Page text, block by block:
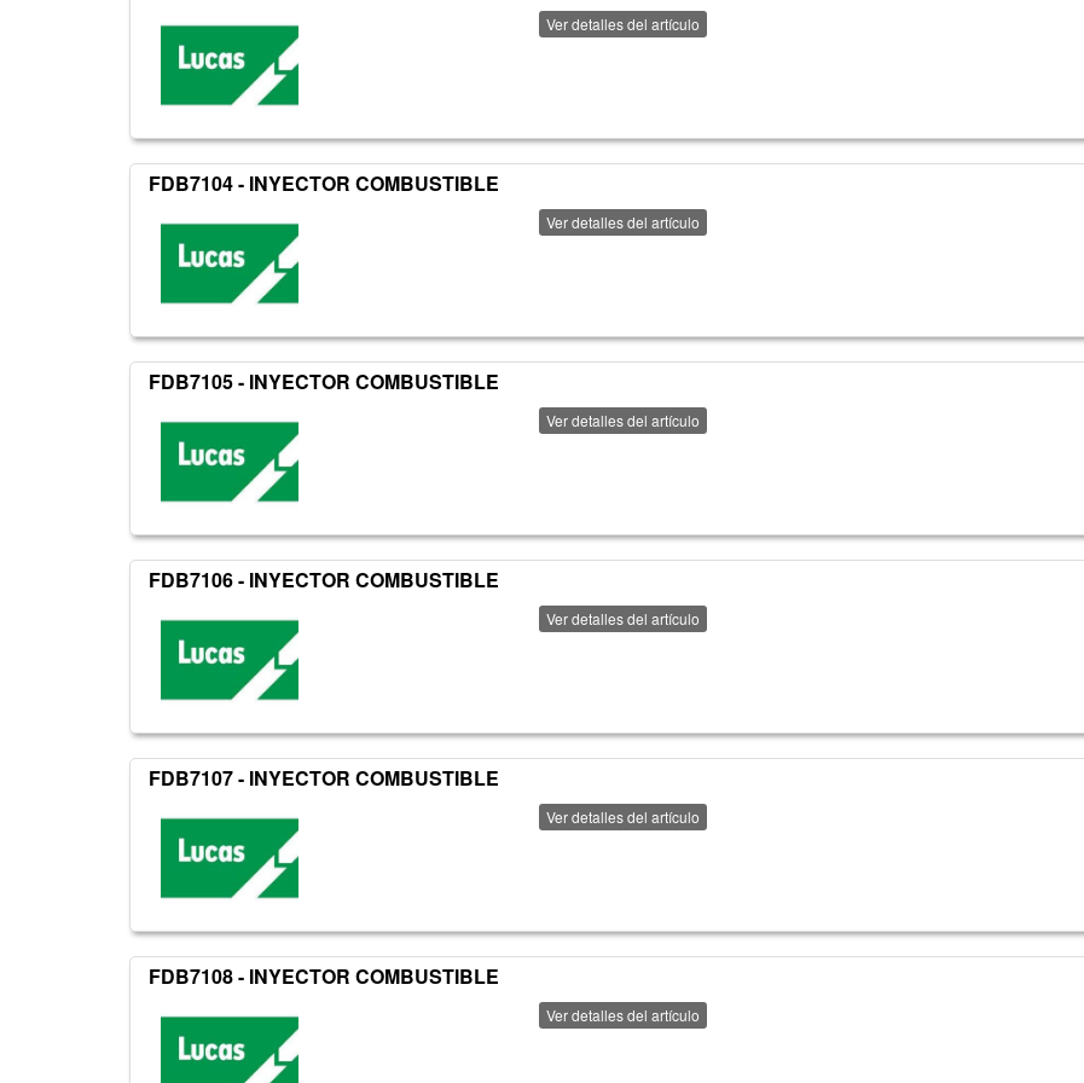
Ver detalles del artículo
FDB7104 - INYECTOR COMBUSTIBLE
Ver detalles del artículo
FDB7105 - INYECTOR COMBUSTIBLE
Ver detalles del artículo
FDB7106 - INYECTOR COMBUSTIBLE
Ver detalles del artículo
FDB7107 - INYECTOR COMBUSTIBLE
Ver detalles del artículo
FDB7108 - INYECTOR COMBUSTIBLE
Ver detalles del artículo